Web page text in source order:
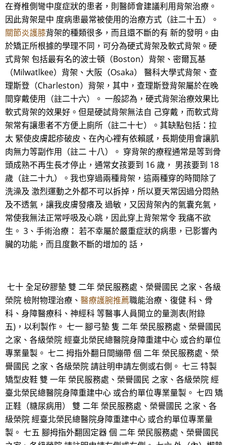
在脊椎側彎中度症狀的患者，則醫師會建議利用背架治療。
因此背架是中 度病患最常被使用的治療方式（註二十五）。
關節炎護膝背架的種類很多，而且還不斷的有 新的發明。由
於矯正所根據的學理不同，可分為硬式背架及軟式背架。硬
式背架 包括最有名的波士頓（Boston）背架、密爾瓦基
（Milwatlkee）背架、大阪（Osaka） 醫科大學式背架、查
理斯登（Charleston）背架，其中，查理斯登背架屬於在晚
間穿戴使用（註二十六）。 一般認為，硬式背架治療效果比
軟式背架的效果好。但是硬試背架無法自 己穿戴，而軟式背
架常有讓患者不方便上廁所（註二十七）。其缺點包括：拉
太 緊使皮膚起疹破皮、在內心裡有依賴感，長期使用會讓肌
肉無力等副作用（註二 十八）。 穿背架的療程通常是等到骨
頭成熟不再生長才停止，通常女孩要到 16 歲， 男孩要到 18
歲（註二十九）。我也穿過兩種背架，這兩種穿的時間除了
洗澡及 激烈運動之外都不可以拆掉，所以夏天常因過分悶熱
及不透氣，讓我皮膚發癢及 過敏，又因背架內的氣囊充氣，
常使我無法正常呼吸及心跳，因此穿上背架常令 我痛不欲
生。 3、手術治療： 若不幸屬於嚴重症狀的病患，已影響內
臟的功能，而且度數不斷的增加的 話，
七十 全足矽膠墊 雙 二年 榮民服務處、榮譽國民 之家、各級
榮院 檢附物理治療、 醫療護腕推薦職能治療、復健 科、骨
科、身障醫療科、神經科 等醫事人員開立的量測表(附錄
五)，以利製作。 七一 腳弓墊 隻 二年 榮民服務處、榮譽國民
之家、各級榮院 經臺北榮民總醫院身障重建中心 或合約單位
專業量製。 七二 拇指外翻日間繃帶 個 二年 榮民服務處、榮
譽國民 之家、各級榮院 請註明申請左側或右側。 七三 特製
矯型皮鞋 雙 一年 榮民服務處、榮譽國民 之家、各級榮院 經
臺北榮民總醫院身障重建中心 或合約單位專業量製。 七四 矯
正鞋（糖尿病用） 雙 二年 榮民服務處、榮譽國民 之家、各
級榮院 經臺北榮民總醫院身障重建中心 或合約單位專業量
製。 七五 腳拇指外翻固定器 個 二年 榮民服務處、榮譽國民